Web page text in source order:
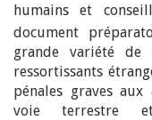
humains et
document
grande variété de
ressortissants
pénales graves
voie terrestre